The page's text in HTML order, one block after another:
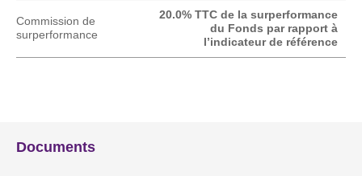
Commission de
surperformance
20.0% TTC de la surperformance
du Fonds par rapport à
l’indicateur de référence
Documents